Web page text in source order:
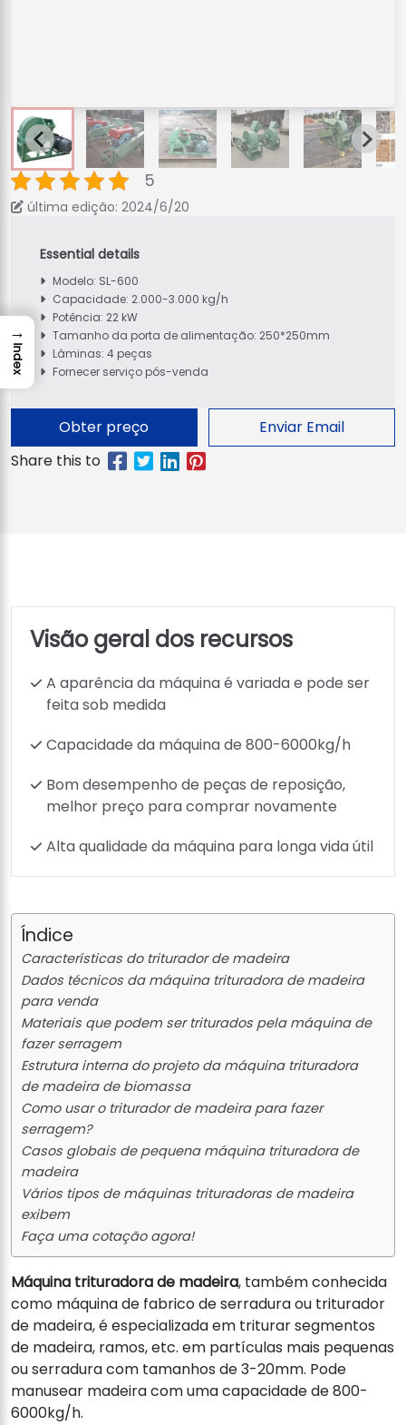
5
última edição: 2024/6/20
Modelo: SL-600
Capacidade: 2.000-3.000 kg/h
Potência: 22 kW
Tamanho da porta de alimentação: 250*250mm
Lâminas: 4 peças
Fornecer serviço pós-venda
Obter preço Enviar Email
Visão geral dos recursos
A aparência da máquina é variada e pode ser
feita sob medida
Capacidade da máquina de 800-6000kg/h
Bom desempenho de peças de reposição,
melhor preço para comprar novamente
Alta qualidade da máquina para longa vida útil
Índice
Características do triturador de madeira
Dados técnicos da máquina trituradora de madeira
para venda
Materiais que podem ser triturados pela máquina de
fazer serragem
Estrutura interna do projeto da máquina trituradora
de madeira de biomassa
Como usar o triturador de madeira para fazer
serragem?
Casos globais de pequena máquina trituradora de
madeira
Vários tipos de máquinas trituradoras de madeira
exibem
Faça uma cotação agora!
Máquina trituradora de madeira, também conhecida
como máquina de fabrico de serradura ou triturador
de madeira, é especializada em triturar segmentos
de madeira, ramos, etc. em partículas mais pequenas
ou serradura com tamanhos de 3-20mm. Pode
manusear madeira com uma capacidade de 800-
6000kg/h.
→
Index